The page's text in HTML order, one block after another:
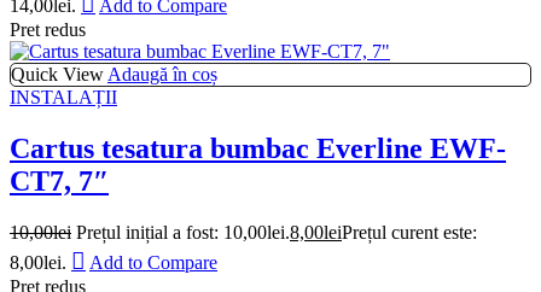
14,00lei.
Add to Compare
Pret redus
Quick View Adaugă în coș
INSTALAȚII
Cartus tesatura bumbac Everline EWF-
CT7, 7″
10,00lei Prețul inițial a fost: 10,00lei.8,00leiPrețul curent este:
8,00lei.
Add to Compare
Pret redus